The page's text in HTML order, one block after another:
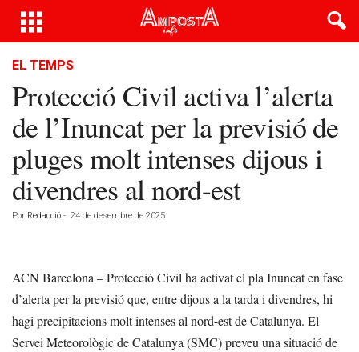
EL TEMPS
Protecció Civil activa l’alerta
de l’Inuncat per la previsió de
pluges molt intenses dijous i
divendres al nord-est
Por Redacció - 24 de desembre de 2025
ACN Barcelona – Protecció Civil ha activat el pla Inuncat en fase
d’alerta per la previsió que, entre dijous a la tarda i divendres, hi
hagi precipitacions molt intenses al nord-est de Catalunya. El
Servei Meteorològic de Catalunya (SMC) preveu una situació de